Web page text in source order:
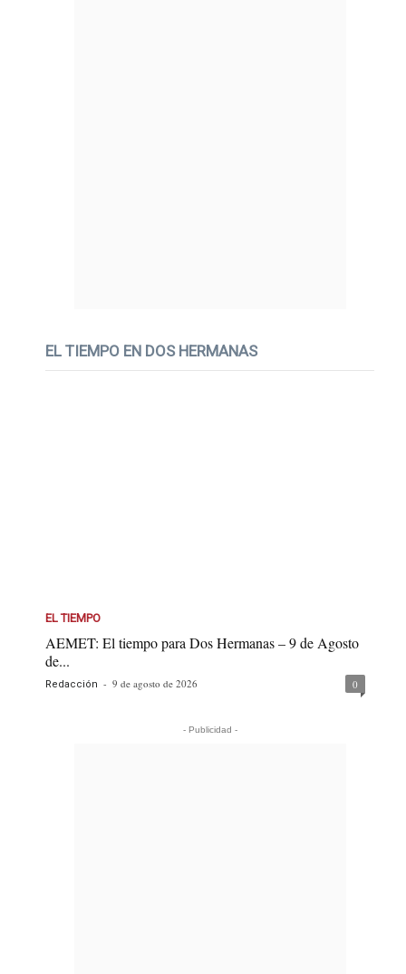
EL TIEMPO EN DOS HERMANAS
EL TIEMPO
AEMET: El tiempo para Dos Hermanas – 9 de Agosto
de...
Redacción - 9 de agosto de 2026 0
- Publicidad -